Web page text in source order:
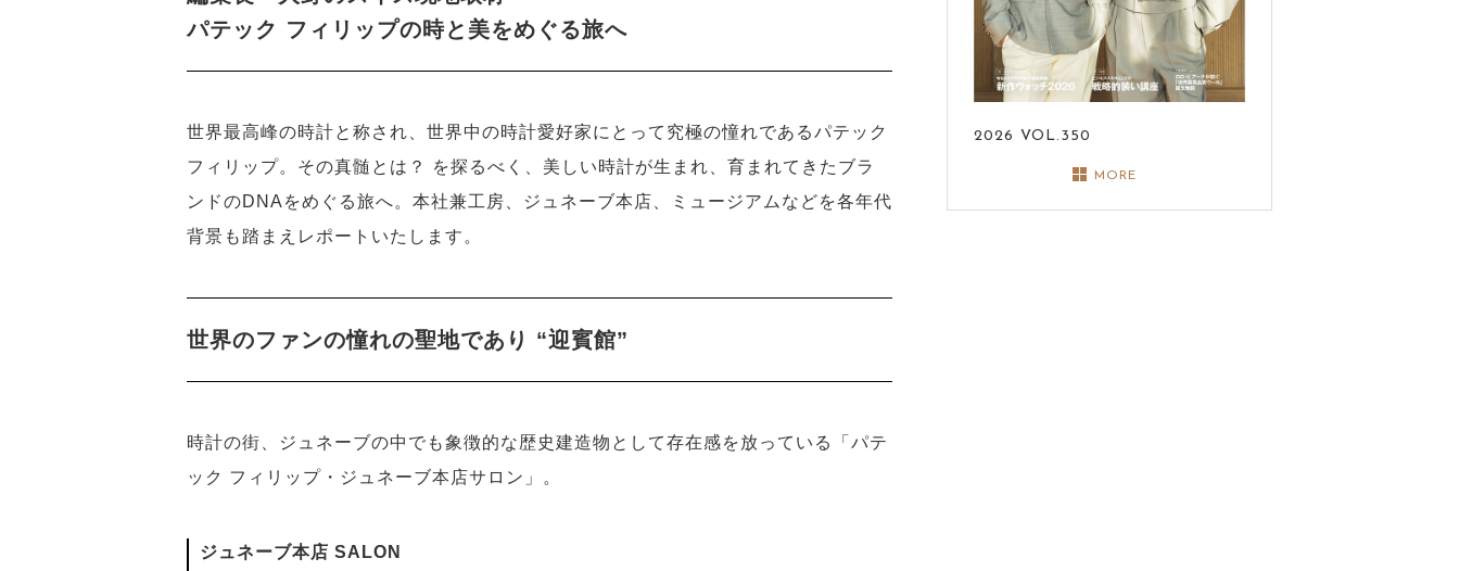
パテック フィリップの時と美をめぐる旅へ
世界最高峰の時計と称され、世界中の時計愛好家にとって究極の憧れであるパテック
フィリップ。その真髄とは？ を探るべく、美しい時計が生まれ、育まれてきたブラ
ンドのDNAをめぐる旅へ。本社兼工房、ジュネーブ本店、ミュージアムなどを各年代
背景も踏まえレポートいたします。
世界のファンの憧れの聖地であり “迎賓館”
時計の街、ジュネーブの中でも象徴的な歴史建造物として存在感を放っている「パテ
ック フィリップ・ジュネーブ本店サロン」。
ジュネーブ本店 SALON
2026 VOL.350
MORE